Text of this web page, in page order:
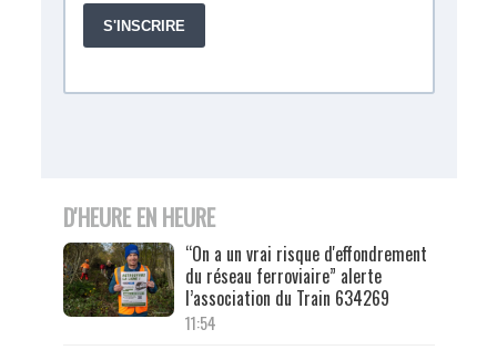
D'HEURE EN HEURE
“On a un vrai risque d'effondrement
du réseau ferroviaire” alerte
l’association du Train 634269
11:54